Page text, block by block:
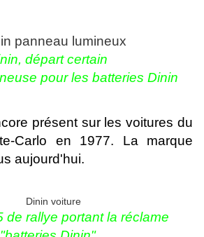
départ certain
pour les batteries Dinin
présent sur les voitures du
Carlo en 1977. La marque
aujourd'hui.
de rallye portant la réclame